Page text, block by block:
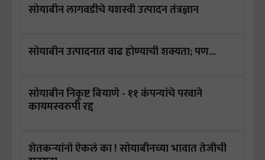
सोयाबीन लागवडीचे यशस्वी उत्पादन तंत्रज्ञान
सोयाबीन उत्पादनात वाढ होण्याची शक्यता; पण...
सोयाबीन निकृष्ट बियाणे - ११ कंपन्यांचे परवाने
कायमस्वरुपी रद्द
शेतकऱ्यांनो ऐकलं का ! सोयाबीनच्या भावात तेजीची